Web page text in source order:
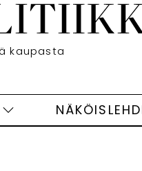
kaupasta
Vapaasti